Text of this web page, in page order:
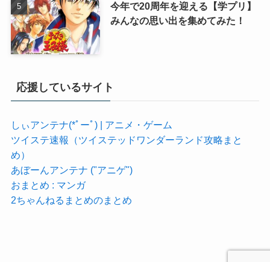
今年で20周年を迎える【学プリ】
みんなの思い出を集めてみた！
応援しているサイト
しぃアンテナ(*ﾟーﾟ) | アニメ・ゲーム
ツイステ速報（ツイステッドワンダーランド攻略まと
め）
あぼーんアンテナ ("アニゲ")
おまとめ : マンガ
2ちゃんねるまとめのまとめ